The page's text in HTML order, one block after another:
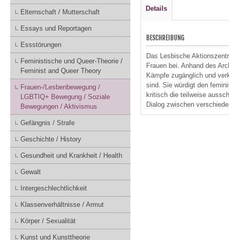
Elternschaft / Mutterschaft
Essays und Reportagen
Essstörungen
Feministische und Queer-Theorie /
Feminist and Queer Theory
Frauen-/Lesbenbewegung /
LGBTIQ+ Bewegung / Soziale
Bewegungen / Aktivismus
Gefängnis / Strafe
Geschichte / History
Gesundheit und Krankheit / Health
Gewalt
Intergeschlechtlichkeit
Klassenverhältnisse / Armut
Körper / Sexualität
Kunst und Kunsttheorie
Details
BESCHREIBUNG
Das Lesbische
Frauen bei. Anhand des
Kämpfe zugänglich und
sind. Sie würdigt den
kritisch die teilweise
Dialog zwischen